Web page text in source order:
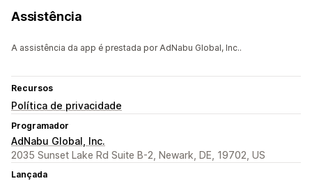
Assistência
A assistência da app é prestada por AdNabu Global, Inc..
Recursos
Política de privacidade
Programador
AdNabu Global, Inc.
2035 Sunset Lake Rd Suite B-2, Newark, DE, 19702, US
Lançada